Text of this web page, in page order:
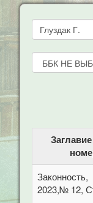
Законность,
2023,№ 12,